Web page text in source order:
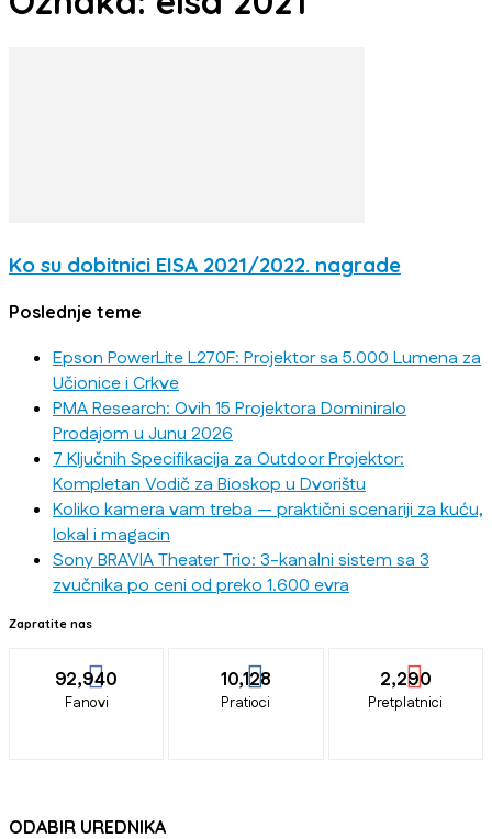
Ko su dobitnici EISA 2021/2022. nagrade
Poslednje teme
Epson PowerLite L270F: Projektor sa 5.000 Lumena za
Učionice i Crkve
PMA Research: Ovih 15 Projektora Dominiralo
Prodajom u Junu 2026
7 Ključnih Specifikacija za Outdoor Projektor:
Kompletan Vodič za Bioskop u Dvorištu
Koliko kamera vam treba — praktični scenariji za kuću,
lokal i magacin
Sony BRAVIA Theater Trio: 3-kanalni sistem sa 3
zvučnika po ceni od preko 1.600 evra
Zapratite nas
92,940
Fanovi
10,128
Pratioci
2,290
Pretplatnici
ODABIR UREDNIKA